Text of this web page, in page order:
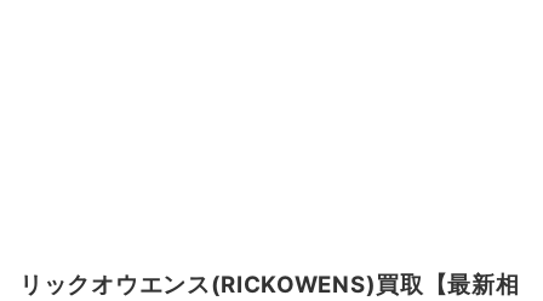
リックオウエンス(RICKOWENS)買取【最新相